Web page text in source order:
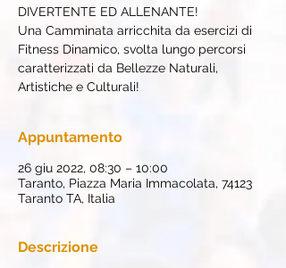
DIVERTENTE ED ALLENANTE!
Una Camminata arricchita da esercizi di
Fitness Dinamico, svolta lungo percorsi
caratterizzati da Bellezze Naturali,
Artistiche e Culturali!
Appuntamento
26 giu 2022, 08:30 – 10:00
Taranto, Piazza Maria Immacolata, 74123
Taranto TA, Italia
Descrizione